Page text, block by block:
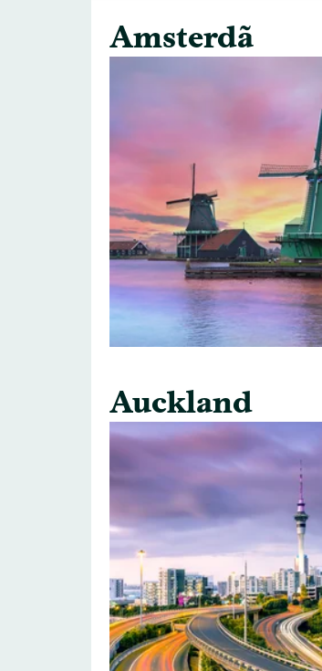
Amsterdã
Auckland